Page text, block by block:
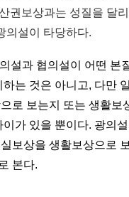
권보상과는 성질을 달
의설이 타당하다.
설과 협의설이 어떤 본
는 것은 아니고, 다만
로 보는지 또는 생활보
가 있을 뿐이다. 광의
보상을 생활보상으로
본다.